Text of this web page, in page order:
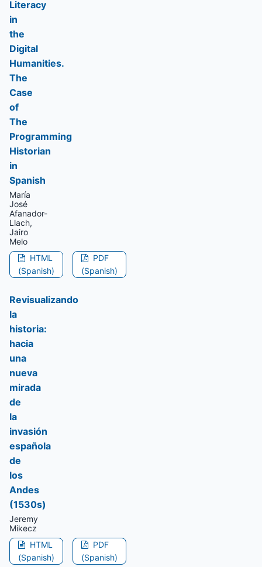
Literacy
in
the
Digital
Humanities.
The
Case
of
The
Programming
Historian
in
Spanish
María
José
Afanador-
Llach,
Jairo
Melo
HTML
(Spanish)
PDF
(Spanish)
Revisualizando
la
historia:
hacia
una
nueva
mirada
de
la
invasión
española
de
los
Andes
(1530s)
Jeremy
Mikecz
HTML
(Spanish)
PDF
(Spanish)